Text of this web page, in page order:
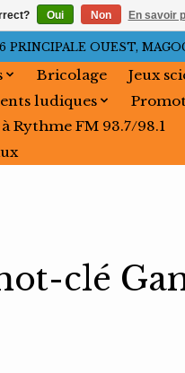
OUEST,
Bricolage Jeux
ludiques
Rythme FM 93.7/98.1
clé
Oui Non En savoir